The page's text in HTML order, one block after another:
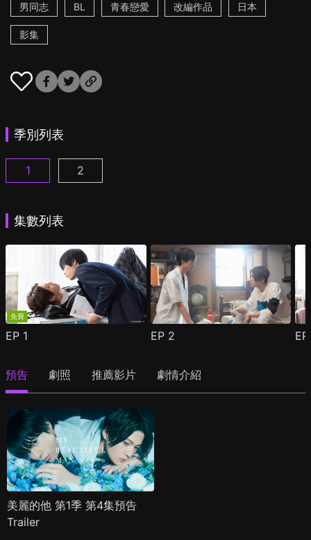
男同志
BL 青春戀愛 改編作品 日本
影集
季別列表
美麗的他 第1季 第1集
1 美麗的他 第2季 第1集
2
集數列表
免費
EP 1 EP 2
預告 劇照 推薦影片 劇情介紹
美麗的他 第1季 第4集預告
Trailer